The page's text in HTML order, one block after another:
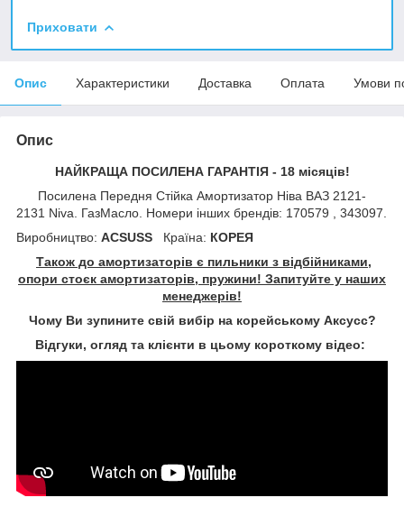
Приховати
Опис Характеристики Доставка Оплата Умови
Опис
НАЙКРАЩА ПОСИЛЕНА ГАРАНТІЯ - 18 місяців!
Посилена Передня Стійка Амортизатор Ніва ВАЗ 2121-
2131 Niva. ГазМасло. Номери інших брендів: 170579 , 343097.
Виробництво: ACSUSS Країна: КОРЕЯ
Також до амортизаторів є пильники з відбійниками,
опори стоєк амортизаторів, пружини! Запитуйте у наших
менеджерів!
Чому Ви зупините свій вибір на корейському Аксусс?
Відгуки, огляд та клієнти в цьому короткому відео: